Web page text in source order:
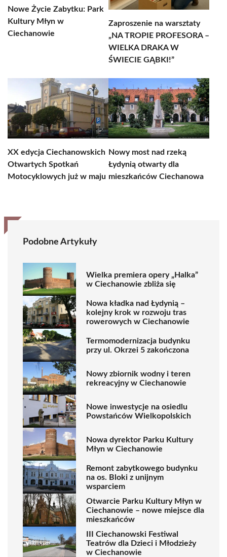
Nowe Życie Zabytku: Park
Kultury Młyn w
Ciechanowie
Zaproszenie na warsztaty
„NA TROPIE PROFESORA –
WIELKA DRAKA W
ŚWIECIE GĄBKI!”
XX edycja Ciechanowskich
Otwartych Spotkań
Motocyklowych już w maju
Nowy most nad rzeką
Łydynią otwarty dla
mieszkańców Ciechanowa
Podobne Artykuły
Wielka premiera opery „Halka”
w Ciechanowie zbliża się
Nowa kładka nad Łydynią –
kolejny krok w rozwoju tras
rowerowych w Ciechanowie
Termomodernizacja budynku
przy ul. Okrzei 5 zakończona
Nowy zbiornik wodny i teren
rekreacyjny w Ciechanowie
Nowe inwestycje na osiedlu
Powstańców Wielkopolskich
Nowa dyrektor Parku Kultury
Młyn w Ciechanowie
Remont zabytkowego budynku
na os. Bloki z unijnym
wsparciem
Otwarcie Parku Kultury Młyn w
Ciechanowie – nowe miejsce dla
mieszkańców
III Ciechanowski Festiwal
Teatrów dla Dzieci i Młodzieży
w Ciechanowie